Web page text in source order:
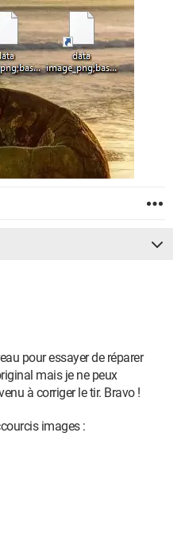
pour essayer de réparer
mais je ne peux
à corriger le tir. Bravo !
images :